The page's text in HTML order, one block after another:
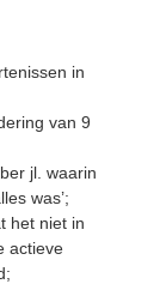
in
van 9
jl. waarin
was’;
het niet in
actieve